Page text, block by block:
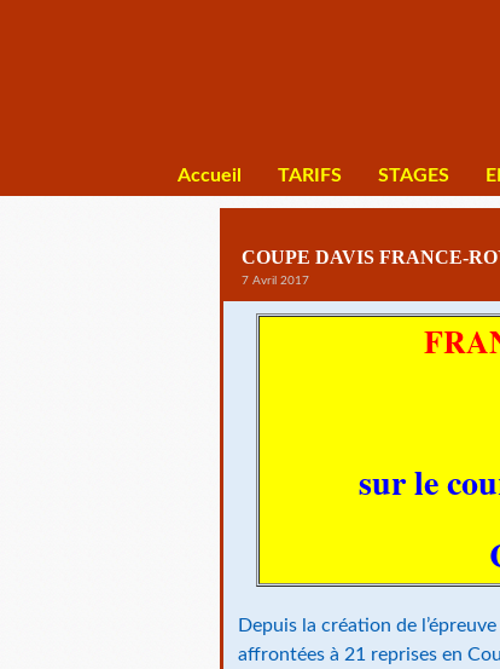
Accueil TARIFS STAGES
COUPE DAVIS FRANCE-
7 Avril 2017
sur le
Depuis la création de
affrontées à 21 reprises en